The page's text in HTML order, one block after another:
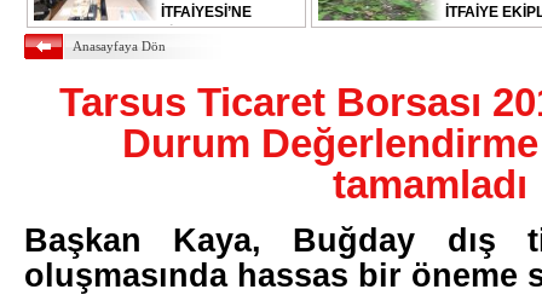
İTFAİYESİ’NE
İTFAİYE
Anasayfaya Dön
Tarsus Ticaret Borsası
Durum
tamamladı
Başkan Kaya, Buğday dış
oluşmasında hassas bir öneme